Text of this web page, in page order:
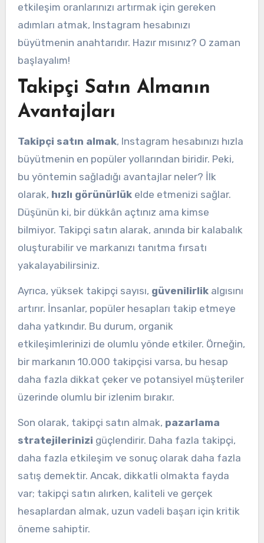
etkileşim oranlarınızı artırmak için gereken
adımları atmak, Instagram hesabınızı
büyütmenin anahtarıdır. Hazır mısınız? O zaman
başlayalım!
Takipçi Satın Almanın
Avantajları
Takipçi satın almak, Instagram hesabınızı hızla
büyütmenin en popüler yollarından biridir. Peki,
bu yöntemin sağladığı avantajlar neler? İlk
olarak, hızlı görünürlükelde etmenizi sağlar.
Düşünün ki, bir dükkân açtınız ama kimse
bilmiyor. Takipçi satın alarak, anında bir kalabalık
oluşturabilir ve markanızı tanıtma fırsatı
yakalayabilirsiniz.
Ayrıca, yüksek takipçi sayısı, güvenilirlikalgısını
artırır. İnsanlar, popüler hesapları takip etmeye
daha yatkındır. Bu durum, organik
etkileşimlerinizi de olumlu yönde etkiler. Örneğin,
bir markanın 10.000 takipçisi varsa, bu hesap
daha fazla dikkat çeker ve potansiyel müşteriler
üzerinde olumlu bir izlenim bırakır.
Son olarak, takipçi satın almak, pazarlama
stratejilerinizi güçlendirir. Daha fazla takipçi,
daha fazla etkileşim ve sonuç olarak daha fazla
satış demektir. Ancak, dikkatli olmakta fayda
var; takipçi satın alırken, kaliteli ve gerçek
hesaplardan almak, uzun vadeli başarı için kritik
öneme sahiptir.